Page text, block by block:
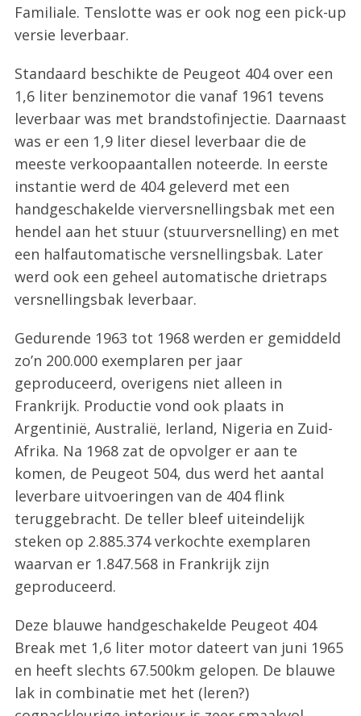
Familiale. Tenslotte was er ook nog een pick-up
versie leverbaar.
Standaard beschikte de Peugeot 404 over een
1,6 liter benzinemotor die vanaf 1961 tevens
leverbaar was met brandstofinjectie. Daarnaast
was er een 1,9 liter diesel leverbaar die de
meeste verkoopaantallen noteerde. In eerste
instantie werd de 404 geleverd met een
handgeschakelde vierversnellingsbak met een
hendel aan het stuur (stuurversnelling) en met
een halfautomatische versnellingsbak. Later
werd ook een geheel automatische drietraps
versnellingsbak leverbaar.
Gedurende 1963 tot 1968 werden er gemiddeld
zo’n 200.000 exemplaren per jaar
geproduceerd, overigens niet alleen in
Frankrijk. Productie vond ook plaats in
Argentinië, Australië, Ierland, Nigeria en Zuid-
Afrika. Na 1968 zat de opvolger er aan te
komen, de Peugeot 504, dus werd het aantal
leverbare uitvoeringen van de 404 flink
teruggebracht. De teller bleef uiteindelijk
steken op 2.885.374 verkochte exemplaren
waarvan er 1.847.568 in Frankrijk zijn
geproduceerd.
Deze blauwe handgeschakelde Peugeot 404
Break met 1,6 liter motor dateert van juni 1965
en heeft slechts 67.500km gelopen. De blauwe
lak in combinatie met het (leren?)